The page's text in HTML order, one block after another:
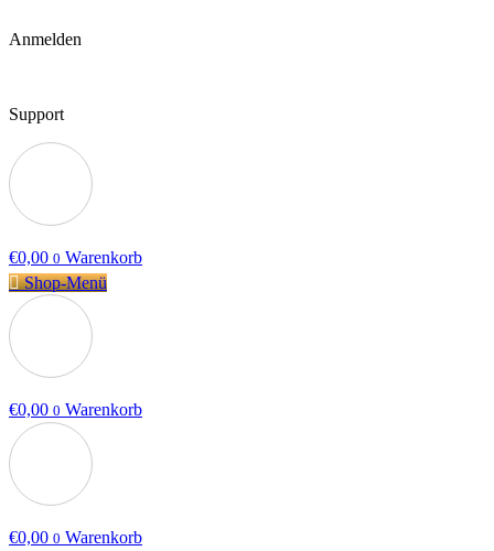
Anmelden
Support
€0,00 0 Warenkorb
Shop-Menü
€0,00 0 Warenkorb
€0,00 0 Warenkorb